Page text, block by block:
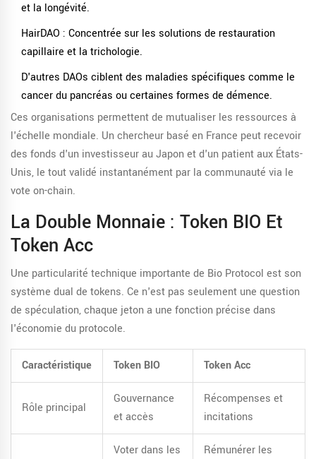
et la longévité.
HairDAO : Concentrée sur les solutions de restauration
capillaire et la trichologie.
D'autres DAOs ciblent des maladies spécifiques comme le
cancer du pancréas ou certaines formes de démence.
Ces organisations permettent de mutualiser les ressources à
l'échelle mondiale. Un chercheur basé en France peut recevoir
des fonds d'un investisseur au Japon et d'un patient aux États-
Unis, le tout validé instantanément par la communauté via le
vote on-chain.
La Double Monnaie : Token BIO Et
Token Acc
Une particularité technique importante de Bio Protocol est son
système dual de tokens. Ce n'est pas seulement une question
de spéculation, chaque jeton a une fonction précise dans
l'économie du protocole.
Caractéristique Token BIO Token Acc
Rôle principal
Gouvernance
et accès
Récompenses et
incitations
Voter dans les Rémunérer les